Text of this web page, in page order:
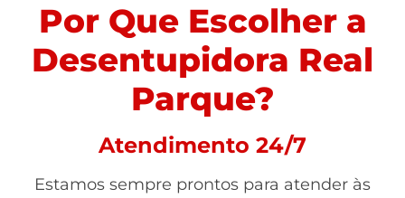
Por Que Escolher a
Desentupidora Real
Parque?
Atendimento 24/7
Estamos sempre prontos para atender às